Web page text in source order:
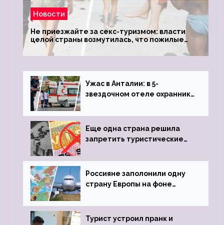
Новости
Не приезжайте за секс-туризмом: власти
целой страны возмутилась, что пожилые
туристки массово едут к ним, чтобы
обзавестись молодыми любовниками
Ужас в Анталии: в 5-
звездочном отеле охранник
пистолета
Еще одна страна решила
запретить туристические
Россияне заполонили одну
страну Европы на фоне
виз
Турист устроил пранк и